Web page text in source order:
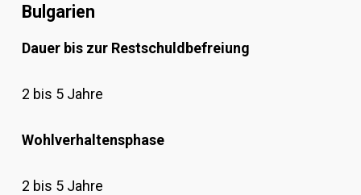
Bulgarien
Dauer bis zur Restschuldbefreiung
2 bis 5 Jahre
Wohlverhaltensphase
2 bis 5 Jahre